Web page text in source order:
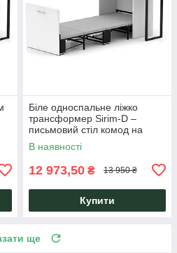
Біле односпальне ліжко
трансформер Sirim-D –
письмовий стіл комод на
металевій опорі Knap Knap
В наявності
12 973,50 ₴ 13 950 ₴
Купити
ще